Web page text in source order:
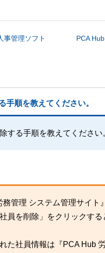
事管理ソフト PCA
手順を教えてください。
する手順を教えてください
務管理 システム管理サイ
員を削除」をクリックする
た社員情報は『PCA Hub